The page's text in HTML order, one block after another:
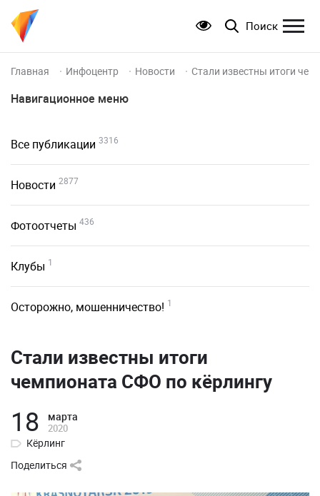
Поиск
Главная Инфоцентр Новости Стали известны итоги
Навигационное меню
Все публикации 3316
Новости 2877
Фотоотчеты 436
Клубы 1
Осторожно, мошенничество! 1
Стали известны итоги
чемпионата СФО по кёрлингу
18 марта
2020
Кёрлинг
Поделиться